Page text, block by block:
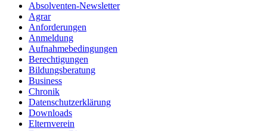
Absolventen-Newsletter
Agrar
Anforderungen
Anmeldung
Aufnahmebedingungen
Berechtigungen
Bildungsberatung
Business
Chronik
Datenschutzerklärung
Downloads
Elternverein